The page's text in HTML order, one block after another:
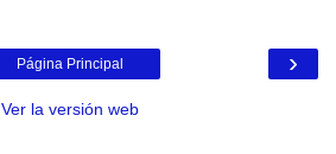
›
Página Principal
Ver la versión web